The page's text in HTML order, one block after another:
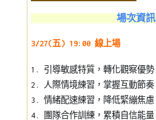
場次資訊
3/27(五) 19:00 線上場
1. 引導敏感特質，轉化觀察優勢
2. 人際情境練習，掌握互動節奏
3. 情緒配速練習，降低緊繃焦慮
4. 團隊合作訓練，累積自信能量